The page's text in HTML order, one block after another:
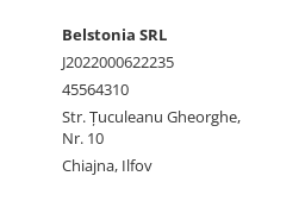
Belstonia SRL
J2022000622235
45564310
Str. Țuculeanu Gheorghe,
Nr. 10
Chiajna, Ilfov